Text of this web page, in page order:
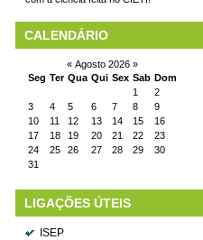
CALENDÁRIO
« Agosto 2026 »
Seg Ter Qua Qui Sex Sab Dom
1
2
3
4 5 6 7 8
9
10
11 12 13 14 15
16
17
18 19 20 21 22
23
24
25 26 27 28 29
30
31
LIGAÇÕES ÚTEIS
ISEP